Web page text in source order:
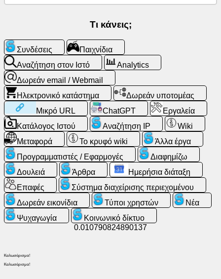
στον
Ιστό
Δωρεάν
email
/
Webmail
Analytics
Ηλεκτρονικό
κατάστημα
Προγραμματιστές
/
Εφαρμογές
Δουλειά
Τι κάνεις;
Συνδέσεις
Παιχνίδια
Αναζήτηση στον Ιστό
Analytics
Δωρεάν email / Webmail
Ηλεκτρονικό κατάστημα
Δωρεάν υποτομέας
Μικρό URL
ChatGPT
Εργαλεία
Κατάλογος Ιστού
Αναζήτηση IP
Wiki
Μεταφορά
Το κρυφό wiki
Άλλα έργα
Προγραμματιστές / Εφαρμογές
Διαφημίζω
Δουλειά
Άρθρα
Ημερήσια διάταξη
Επαφές
Σύστημα διαχείρισης περιεχομένου
Δωρεάν εικονίδια
Τύποι χρηστών
Νέα
Ψυχαγωγία
Κοινωνικό δίκτυο
0.010790824890137
Καλωσόρισμα!
Καλωσόρισμα!